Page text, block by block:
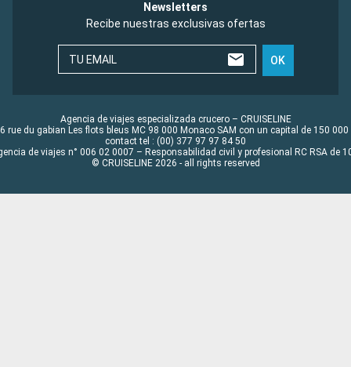
Newsletters
Recibe nuestras exclusivas ofertas
TU EMAIL OK
Agencia de viajes especializada crucero – CRUISELINE
rue du gabian Les flots bleus MC 98 000 Monaco SAM con un capital de 150 000
contact tel : (00) 377 97 97 84 50
de viajes n° 006 02 0007 – Responsabilidad civil y profesional RC RSA de
© CRUISELINE 2026 - all rights reserved